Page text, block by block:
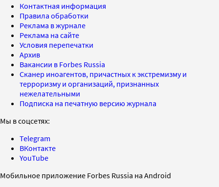
Контактная информация
Правила обработки
Реклама в журнале
Реклама на сайте
Условия перепечатки
Архив
Вакансии в Forbes Russia
Сканер иноагентов, причастных к экстремизму и
терроризму и организаций, признанных
нежелательными
Подписка на печатную версию журнала
Мы в соцсетях:
Telegram
ВКонтакте
YouTube
Мобильное приложение Forbes Russia на Android